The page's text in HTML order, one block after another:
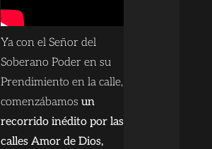
Ya con el Señor del
Soberano Poder en su
Prendimiento en la calle,
comenzábamos un
recorrido inédito por las
calles Amor de Dios,